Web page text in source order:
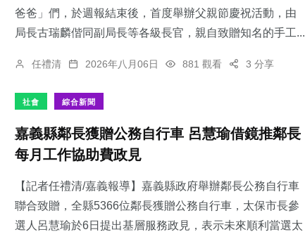
爸爸」們，於週報結束後，首度舉辦父親節慶祝活動，由
局長古瑞麟偕同副局長等各級長官，親自致贈知名的手工...
任禮清 2026年八月06日 881 觀看 3 分享
社會 綜合新聞
嘉義縣鄰長獲贈公務自行車 呂慧瑜借鏡推鄰長
每月工作協助費政見
【記者任禮清/嘉義報導】嘉義縣政府舉辦鄰長公務自行車
聯合致贈，全縣5366位鄰長獲贈公務自行車，太保市長參
選人呂慧瑜於6日提出基層服務政見，表示未來順利當選太
28+